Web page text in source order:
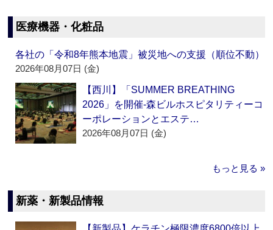
医療機器・化粧品
各社の「令和8年熊本地震」被災地への支援（順位不動）
2026年08月07日 (金)
【西川】「SUMMER BREATHING
2026」を開催‐森ビルホスピタリティーコ
ーポレーションとエステ…
2026年08月07日 (金)
もっと見る »
新薬・新製品情報